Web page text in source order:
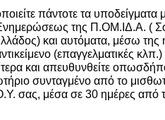
πάντοτε τα υποδείγματα
της Π.ΟΜ.ΙΔ.Α. (
και αυτόματα, μέσω της
(επαγγελματικές
και απευθυνθείτε
συνταγμένο από το
σας, μέσα σε 30 ημέρες από